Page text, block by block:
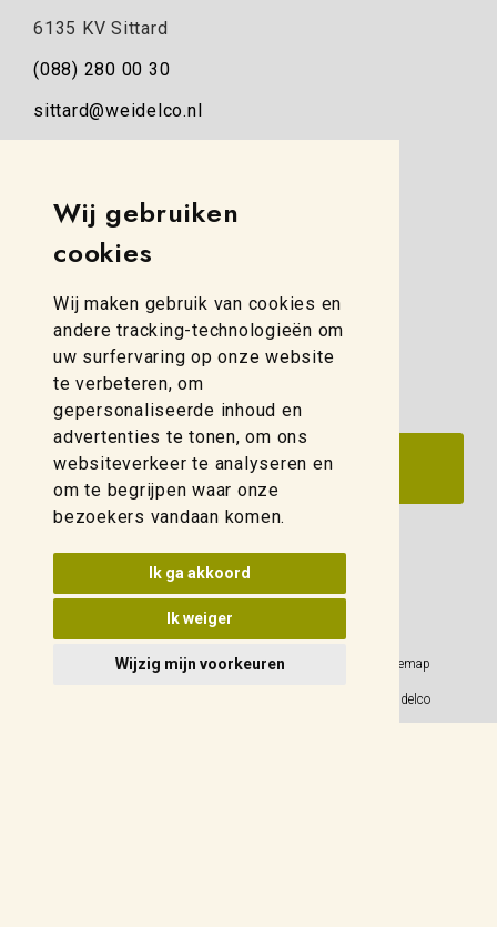
Wij gebruiken
cookies
Wij maken gebruik van cookies en
andere tracking-technologieën om
uw surfervaring op onze website
te verbeteren, om
gepersonaliseerde inhoud en
advertenties te tonen, om ons
websiteverkeer te analyseren en
om te begrijpen waar onze
bezoekers vandaan komen.
Ik ga akkoord
Ik weiger
Wijzig mijn voorkeuren
6135 KV Sittard
(088) 280 00 30
sittard@weidelco.nl
Simon Stevinweg 8
8013 NB Zwolle
zwolle@weidelco.nl
Update cookies voorkeuren
Privacy Policy Sitemap
© 2026 Weidelco